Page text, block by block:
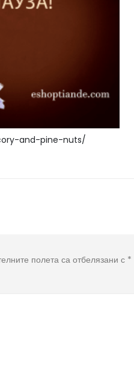
and-pine-nuts/
полета са отбелязани с *